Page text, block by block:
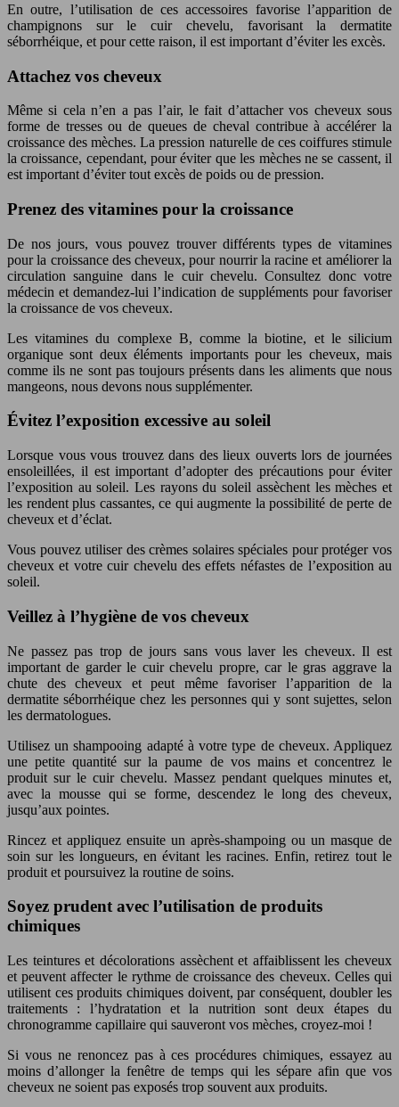
En outre, l’utilisation de ces accessoires favorise l’apparition de
champignons sur le cuir chevelu, favorisant la dermatite
séborrhéique, et pour cette raison, il est important d’éviter les excès.
Attachez vos cheveux
Même si cela n’en a pas l’air, le fait d’attacher vos cheveux sous
forme de tresses ou de queues de cheval contribue à accélérer la
croissance des mèches. La pression naturelle de ces coiffures stimule
la croissance, cependant, pour éviter que les mèches ne se cassent, il
est important d’éviter tout excès de poids ou de pression.
Prenez des vitamines pour la croissance
De nos jours, vous pouvez trouver différents types de vitamines
pour la croissance des cheveux, pour nourrir la racine et améliorer la
circulation sanguine dans le cuir chevelu. Consultez donc votre
médecin et demandez-lui l’indication de suppléments pour favoriser
la croissance de vos cheveux.
Les vitamines du complexe B, comme la biotine, et le silicium
organique sont deux éléments importants pour les cheveux, mais
comme ils ne sont pas toujours présents dans les aliments que nous
mangeons, nous devons nous supplémenter.
Évitez l’exposition excessive au soleil
Lorsque vous vous trouvez dans des lieux ouverts lors de journées
ensoleillées, il est important d’adopter des précautions pour éviter
l’exposition au soleil. Les rayons du soleil assèchent les mèches et
les rendent plus cassantes, ce qui augmente la possibilité de perte de
cheveux et d’éclat.
Vous pouvez utiliser des crèmes solaires spéciales pour protéger vos
cheveux et votre cuir chevelu des effets néfastes de l’exposition au
soleil.
Veillez à l’hygiène de vos cheveux
Ne passez pas trop de jours sans vous laver les cheveux. Il est
important de garder le cuir chevelu propre, car le gras aggrave la
chute des cheveux et peut même favoriser l’apparition de la
dermatite séborrhéique chez les personnes qui y sont sujettes, selon
les dermatologues.
Utilisez un shampooing adapté à votre type de cheveux. Appliquez
une petite quantité sur la paume de vos mains et concentrez le
produit sur le cuir chevelu. Massez pendant quelques minutes et,
avec la mousse qui se forme, descendez le long des cheveux,
jusqu’aux pointes.
Rincez et appliquez ensuite un après-shampoing ou un masque de
soin sur les longueurs, en évitant les racines. Enfin, retirez tout le
produit et poursuivez la routine de soins.
Soyez prudent avec l’utilisation de produits
chimiques
Les teintures et décolorations assèchent et affaiblissent les cheveux
et peuvent affecter le rythme de croissance des cheveux. Celles qui
utilisent ces produits chimiques doivent, par conséquent, doubler les
traitements : l’hydratation et la nutrition sont deux étapes du
chronogramme capillaire qui sauveront vos mèches, croyez-moi !
Si vous ne renoncez pas à ces procédures chimiques, essayez au
moins d’allonger la fenêtre de temps qui les sépare afin que vos
cheveux ne soient pas exposés trop souvent aux produits.